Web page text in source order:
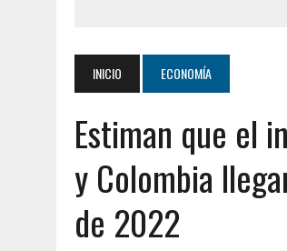
2 AGOSTO, 2026 | COLAPSÓ TECHO
LOCALIZARON
6 AGOSTO, 2026 | MISTERIOSA
6 AGOSTO, 2026
| BARINAS:
6 AGOSTO, 2026
5 AGOSTO, 2026
INICIO ECONOMÍA
Estiman que el
y Colombia
de 2022